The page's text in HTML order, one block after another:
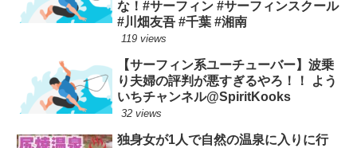
な！#サーフィン #サーフィンスクール
#川畑友吾 #千葉 #湘南
119 views
【サーフィン系ユーチューバー】波乗
り夫婦の評判が悪すぎるやろ！！ よう
いちチャンネル@SpiritKooks
32 views
独身女が1人で自然の温泉に入りに行